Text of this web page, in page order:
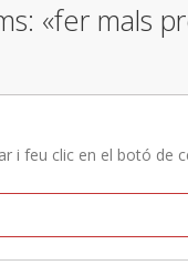
«fer mals
i feu clic en el botó de